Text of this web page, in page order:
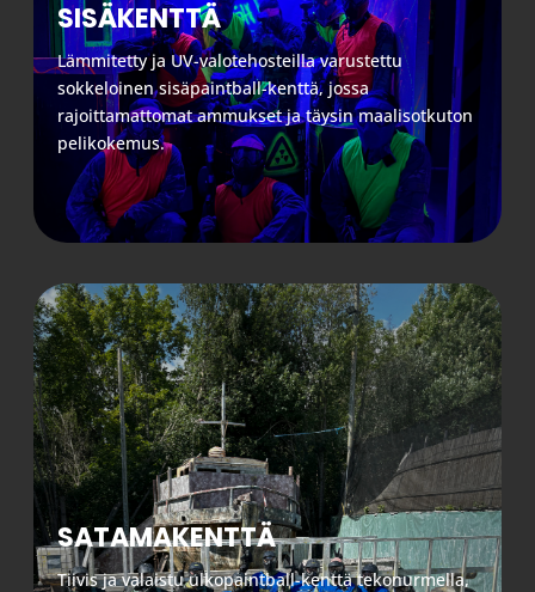
SISÄKENTTÄ
Lämmitetty ja UV-valotehosteilla varustettu
sokkeloinen sisäpaintball-kenttä, jossa
rajoittamattomat ammukset ja täysin maalisotkuton
pelikokemus.
SATAMAKENTTÄ
Tiivis ja valaistu ulkopaintball-kenttä tekonurmella,